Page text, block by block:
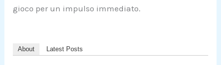
gioco per un impulso immediato.
About Latest Posts